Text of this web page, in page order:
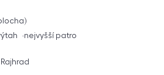
nejvyšší patro